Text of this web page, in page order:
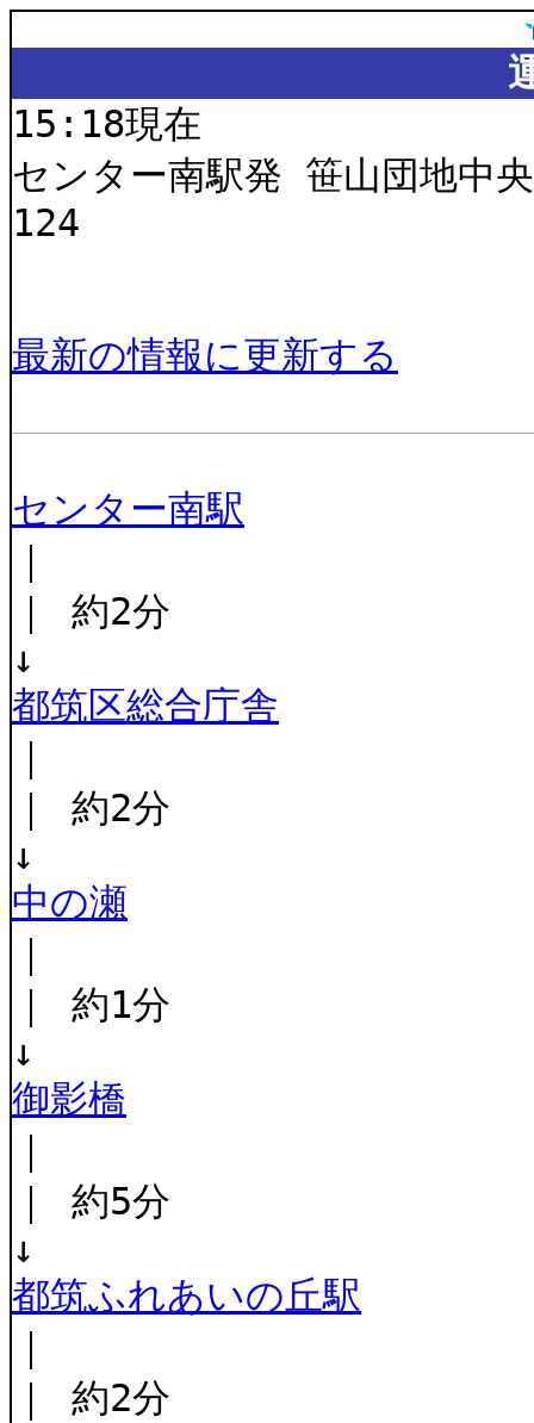
15:18現在
センター南駅発 笹山団地中
124
最新の情報に更新する
センター南駅
｜ 約2分
↓
都筑区総合庁舎
｜ 約2分
↓
中の瀬
｜ 約1分
↓
御影橋
｜ 約5分
↓
都筑ふれあいの丘駅
｜ 約2分